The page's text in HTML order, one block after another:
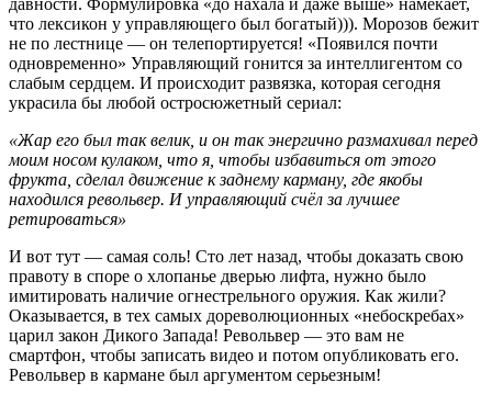
что лексикон у управляющего был богатый))). Морозов бежит
не по лестнице — он телепортируется! «Появился почти
одновременно» Управляющий гонится за интеллигентом со
слабым сердцем. И происходит развязка, которая сегодня
украсила бы любой остросюжетный сериал:
«Жар его был так велик, и он так энергично размахивал перед
моим носом кулаком, что я, чтобы избавиться от этого
фрукта, сделал движение к заднему карману, где якобы
находился револьвер. И управляющий счёл за лучшее
ретироваться»
И вот тут — самая соль! Сто лет назад, чтобы доказать свою
правоту в споре о хлопанье дверью лифта, нужно было
имитировать наличие огнестрельного оружия. Как жили?
Оказывается, в тех самых дореволюционных «небоскребах»
царил закон Дикого Запада! Револьвер — это вам не
смартфон, чтобы записать видео и потом опубликовать его.
Револьвер в кармане был аргументом серьезным!